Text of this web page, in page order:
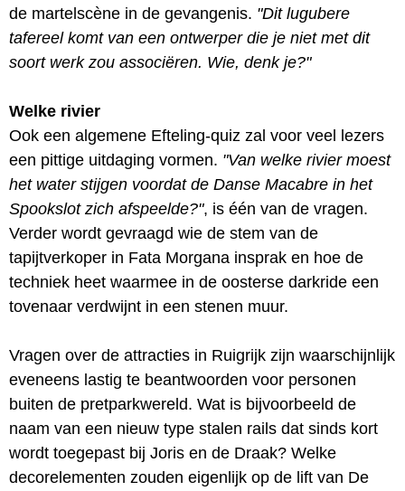
de martelscène in de gevangenis. "Dit lugubere
tafereel komt van een ontwerper die je niet met dit
soort werk zou associëren. Wie, denk je?"
Welke rivier
Ook een algemene Efteling-quiz zal voor veel lezers
een pittige uitdaging vormen. "Van welke rivier moest
het water stijgen voordat de Danse Macabre in het
Spookslot zich afspeelde?", is één van de vragen.
Verder wordt gevraagd wie de stem van de
tapijtverkoper in Fata Morgana insprak en hoe de
techniek heet waarmee in de oosterse darkride een
tovenaar verdwijnt in een stenen muur.
Vragen over de attracties in Ruigrijk zijn waarschijnlijk
eveneens lastig te beantwoorden voor personen
buiten de pretparkwereld. Wat is bijvoorbeeld de
naam van een nieuw type stalen rails dat sinds kort
wordt toegepast bij Joris en de Draak? Welke
decorelementen zouden eigenlijk op de lift van De